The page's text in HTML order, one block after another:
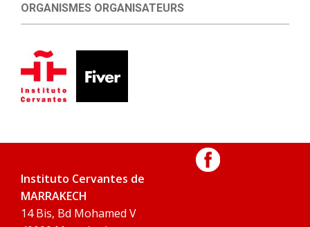
ORGANISMES ORGANISATEURS
Instituto Cervantes de
MARRAKECH
14 Bis, Bd Mohamed V